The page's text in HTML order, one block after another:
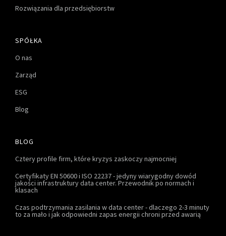
Rozwiązania dla przedsiębiorstw
SPÓŁKA
O nas
Zarząd
ESG
Blog
BLOG
Cztery profile firm, które kryzys zaskoczy najmocniej
Certyfikaty EN 50600 i ISO 22237 - jedyny wiarygodny dowód
jakości infrastruktury data center. Przewodnik po normach i
klasach
Czas podtrzymania zasilania w data center - dlaczego 2-3 minuty
to za mało i jak odpowiedni zapas energii chroni przed awarią